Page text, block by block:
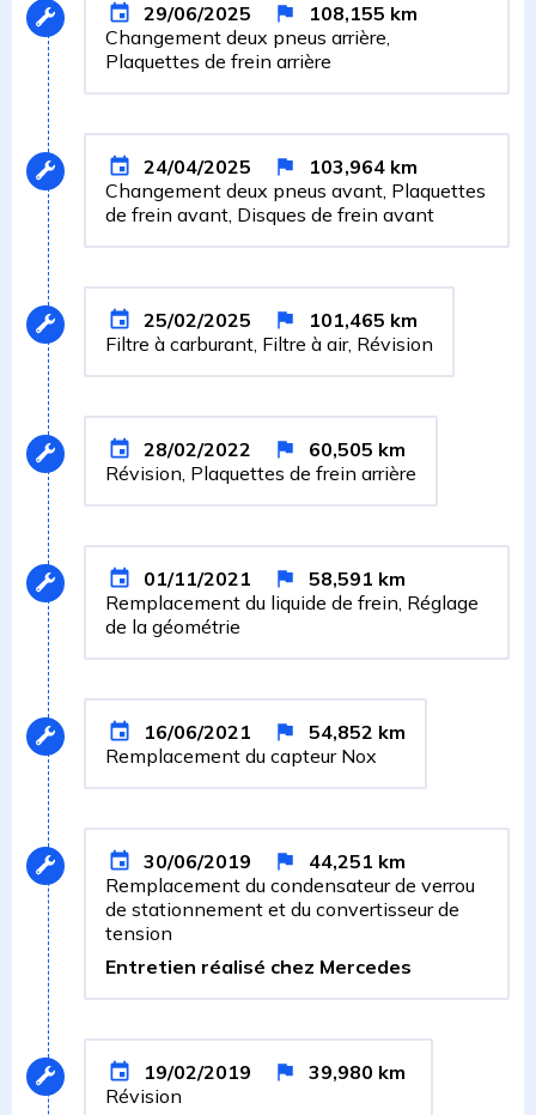
29/06/2025 108,155 km
Changement deux pneus arrière,
Plaquettes de frein arrière
24/04/2025 103,964 km
Changement deux pneus avant, Plaquettes
de frein avant, Disques de frein avant
25/02/2025 101,465 km
Filtre à carburant, Filtre à air, Révision
28/02/2022 60,505 km
Révision, Plaquettes de frein arrière
01/11/2021 58,591 km
Remplacement du liquide de frein, Réglage
de la géométrie
16/06/2021 54,852 km
Remplacement du capteur Nox
30/06/2019 44,251 km
Remplacement du condensateur de verrou
de stationnement et du convertisseur de
tension
Entretien réalisé chez Mercedes
19/02/2019 39,980 km
Révision